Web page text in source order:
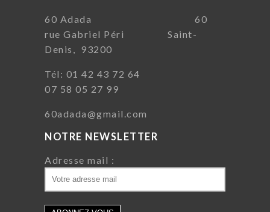
60 Adada 60
rue Gabriel Péri Saint-
Denis, 93200
Tél: 01 42 43 72 64
07 58 05 27 99
60adada@gmail.com
NOTRE NEWSLETTER
Adresse mail :